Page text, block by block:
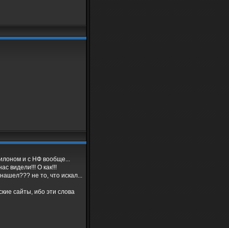
и с НФ вообще...
видели!!! О как!!!
не то, что искал...
сайты, ибо эти слова